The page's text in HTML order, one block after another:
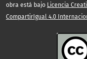
obra está bajo Licencia
CompartirIgual 4.0